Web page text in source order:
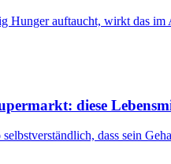
Hunger auftaucht, wirkt das
diese
dass sein